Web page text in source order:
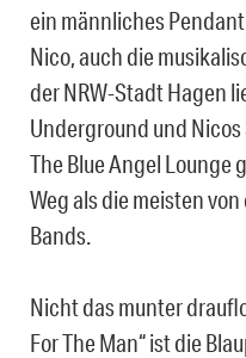
ein männliches
Nico, auch die
der NRW-Stadt Hagen
Underground und
The Blue Angel Lounge
Weg als die meisten
Bands.
Nicht das munter
For The Man“ ist die